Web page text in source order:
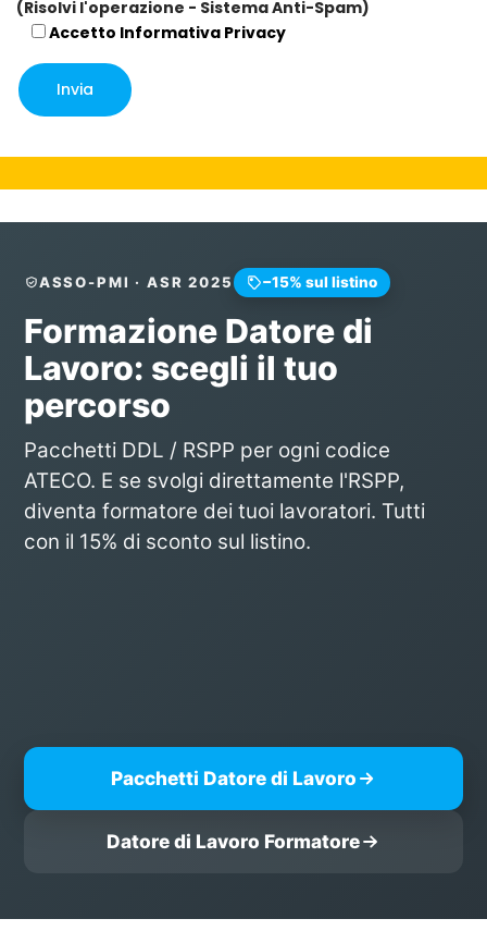
(Risolvi l'operazione - Sistema Anti-Spam)
Accetto Informativa Privacy